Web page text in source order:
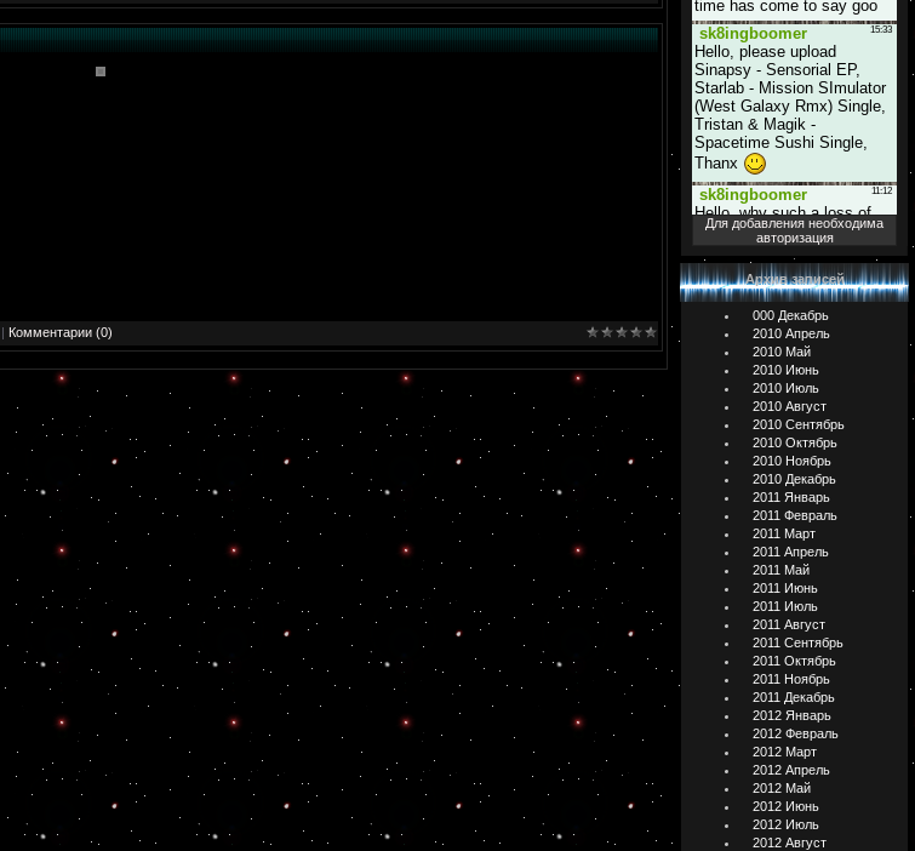
Комментарии (0)
Для добавления необходима
авторизация
Архив записей
000 Декабрь
2010 Апрель
2010 Май
2010 Июнь
2010 Июль
2010 Август
2010 Сентябрь
2010 Октябрь
2010 Ноябрь
2010 Декабрь
2011 Январь
2011 Февраль
2011 Март
2011 Апрель
2011 Май
2011 Июнь
2011 Июль
2011 Август
2011 Сентябрь
2011 Октябрь
2011 Ноябрь
2011 Декабрь
2012 Январь
2012 Февраль
2012 Март
2012 Апрель
2012 Май
2012 Июнь
2012 Июль
2012 Август